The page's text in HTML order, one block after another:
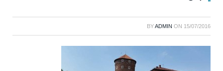
BYADMIN ON 15/07/2016